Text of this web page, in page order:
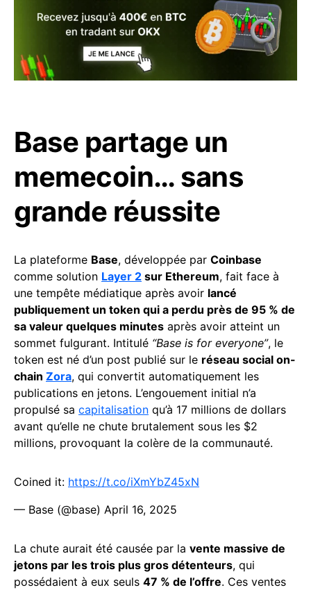
Base partage un
memecoin… sans
grande réussite
La plateforme Base, développée par Coinbase
comme solution Layer 2 sur Ethereum, fait face à
une tempête médiatique après avoir lancé
publiquement un token qui a perdu près de 95 % de
sa valeur quelques minutes après avoir atteint un
sommet fulgurant. Intitulé “Base is for everyone”, le
token est né d’un post publié sur le réseau social on-
chain Zora, qui convertit automatiquement les
publications en jetons. L’engouement initial n’a
propulsé sa capitalisation qu’à 17 millions de dollars
avant qu’elle ne chute brutalement sous les $2
millions, provoquant la colère de la communauté.
Coined it: https://t.co/iXmYbZ45xN
— Base (@base) April 16, 2025
La chute aurait été causée par la vente massive de
jetons par les trois plus gros détenteurs, qui
possédaient à eux seuls 47 % de l’offre. Ces ventes